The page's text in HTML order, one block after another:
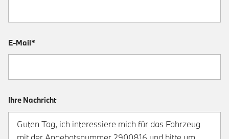
E-Mail*
Ihre Nachricht